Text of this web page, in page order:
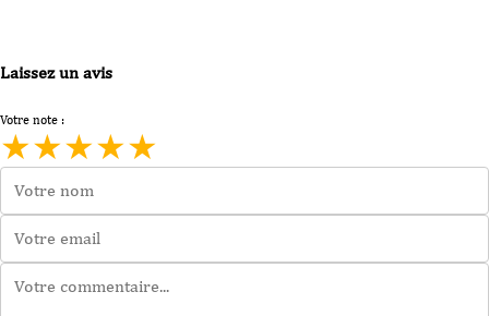
Laissez un avis
Votre note :
★★★★★